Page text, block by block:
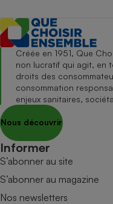
Créée en 1951, Que
non lucratif qui agit, en
droits des
consommation
enjeux sanitaires,
Nous découvrir
Informer
S’abonner au site
S’abonner au magazine
Nos newsletters